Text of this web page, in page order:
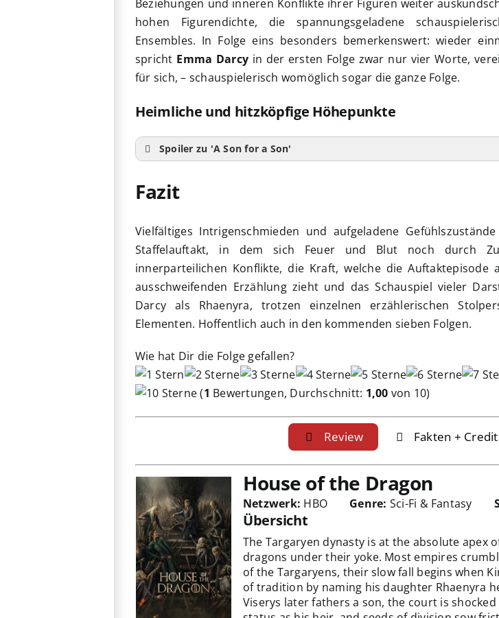
Beziehungen und inneren Konflikte ihrer Figuren weiter
hohen Figurendichte, die spannungsgeladene
Ensembles. In Folge eins besonders bemerkenswert: wieder
spricht Emma Darcy in der ersten Folge zwar nur vier Worte,
für sich, – schauspielerisch womöglich sogar die ganze Folge.
Heimliche und hitzköpfige Höhepunkte
Spoiler zu 'A Son for a Son'
Fazit
Vielfältiges Intrigenschmieden und aufgeladene
Staffelauftakt, in dem sich Feuer und Blut noch durch
innerparteilichen Konflikte, die Kraft, welche die Auftaktepisode
ausschweifenden Erzählung zieht und das Schauspiel vieler
Darcy als Rhaenyra, trotzen einzelnen erzählerischen
Elementen. Hoffentlich auch in den kommenden sieben Folgen.
Wie hat Dir die Folge gefallen?
(1 Bewertungen, Durchschnitt: 1,00 von 10)
Review Fakten +
House of the Dragon
Netzwerk: HBO Genre: Sci-Fi & Fantasy
Übersicht
The Targaryen dynasty is at the absolute apex
dragons under their yoke. Most empires
of the Targaryens, their slow fall begins when
of tradition by naming his daughter Rhaenyra
Viserys later fathers a son, the court is